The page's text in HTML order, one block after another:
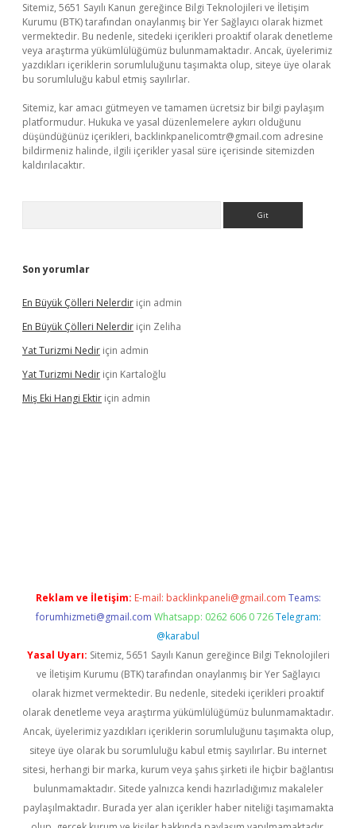
Sitemiz, 5651 Sayılı Kanun gereğince Bilgi Teknolojileri ve İletişim
Kurumu (BTK) tarafından onaylanmış bir Yer Sağlayıcı olarak hizmet
vermektedir. Bu nedenle, sitedeki içerikleri proaktif olarak denetleme
veya araştırma yükümlülüğümüz bulunmamaktadır. Ancak, üyelerimiz
yazdıkları içeriklerin sorumluluğunu taşımakta olup, siteye üye olarak
bu sorumluluğu kabul etmiş sayılırlar.
Sitemiz, kar amacı gütmeyen ve tamamen ücretsiz bir bilgi paylaşım
platformudur. Hukuka ve yasal düzenlemelere aykırı olduğunu
düşündüğünüz içerikleri, backlinkpanelicomtr@gmail.com adresine
bildirmeniz halinde, ilgili içerikler yasal süre içerisinde sitemizden
kaldırılacaktır.
Son yorumlar
En Büyük Çölleri Nelerdir için admin
En Büyük Çölleri Nelerdir için Zeliha
Yat Turizmi Nedir için admin
Yat Turizmi Nedir için Kartaloğlu
Miş Eki Hangi Ektir için admin
Reklam ve İletişim: E-mail: backlinkpaneli@gmail.com Teams:
forumhizmeti@gmail.com Whatsapp: 0262 606 0 726 Telegram:
@karabul
Yasal Uyarı: Sitemiz, 5651 Sayılı Kanun gereğince Bilgi Teknolojileri
ve İletişim Kurumu (BTK) tarafından onaylanmış bir Yer Sağlayıcı
olarak hizmet vermektedir. Bu nedenle, sitedeki içerikleri proaktif
olarak denetleme veya araştırma yükümlülüğümüz bulunmamaktadır.
Ancak, üyelerimiz yazdıkları içeriklerin sorumluluğunu taşımakta olup,
siteye üye olarak bu sorumluluğu kabul etmiş sayılırlar. Bu internet
sitesi, herhangi bir marka, kurum veya şahıs şirketi ile hiçbir bağlantısı
bulunmamaktadır. Sitede yalnızca kendi hazırladığımız makaleler
paylaşılmaktadır. Burada yer alan içerikler haber niteliği taşımamakta